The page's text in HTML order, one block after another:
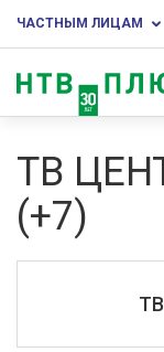
ЧАСТНЫМ ЛИЦАМ
ТВ
(+7)